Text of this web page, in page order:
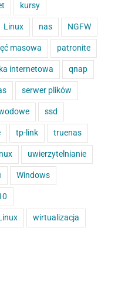
kursy
Linux nas NGFW
masowa patronite
internetowa qnap
serwer plików
ssd
tp-link truenas
uwierzytelnianie
Windows
wirtualizacja